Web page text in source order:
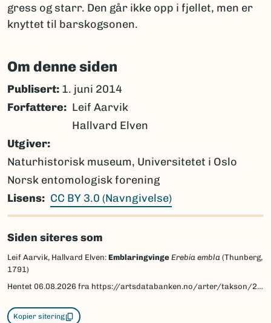
gress og starr. Den går ikke opp i fjellet, men er
knyttet til barskogsonen.
Om denne siden
Publisert: 1. juni 2014
Forfattere
Leif Aarvik
Hallvard Elven
Utgiver
Naturhistorisk museum, Universitetet i Oslo
Norsk entomologisk forening
Lisens
CC BY 3.0 (Navngivelse)
Siden siteres som
Leif Aarvik, Hallvard Elven: Emblaringvinge Erebia embla (Thunberg,
1791)
Hentet 06.08.2026 fra https://artsdatabanken.no/arter/takson/29884/beskrivelse
Kopier sitering